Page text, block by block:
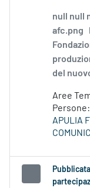
null null
afc.png
del
Aree
Persone:
APULIA